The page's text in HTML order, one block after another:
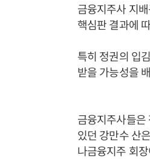
금융지주사 지
핵심판 결과에
특히 정권의 입
받을 가능성을
금융지주사들은
있던 강만수 산
나금융지주 회